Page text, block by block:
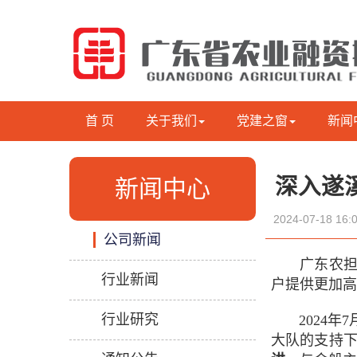
首 页 关于我们 党建之窗 新闻
新闻中心
公司新闻
行业新闻
行业研究
深入遂
2024-07-18
广东农担
户提供更加
2024年7月
大队的支持